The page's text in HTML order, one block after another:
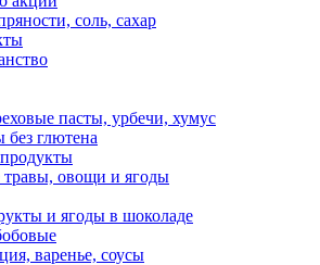
соль, сахар
пасты, урбечи, хумус
без глютена
овощи и ягоды
и ягоды в шоколаде
варенье, соусы